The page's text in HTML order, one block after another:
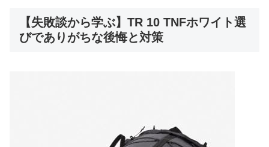
【失敗談から学ぶ】TR 10 TNFホワイト選
びでありがちな後悔と対策